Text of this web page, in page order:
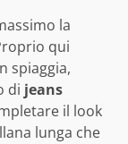
la
qui
spiaggia,
di jeans
il look
lunga che